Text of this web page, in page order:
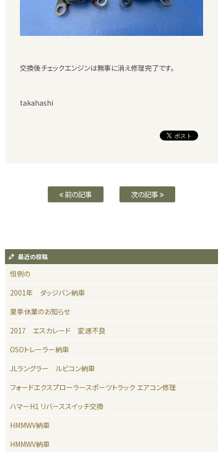
交換後チェックエンジンは無事に消え修理完了です。
takahashi
前の記事 次の記事
最近の投稿
恒例の
2001年 ダッジバン納車
夏季休業のお知らせ
2017 エスカレード 変速不良
OSOトレーラー納車
JLラングラー ルビコン納車
フォードエクスプローラースポーツトラック エアコン修理
ハマーH1 リバーススイッチ交換
HMMWV納車
HMMWV納車